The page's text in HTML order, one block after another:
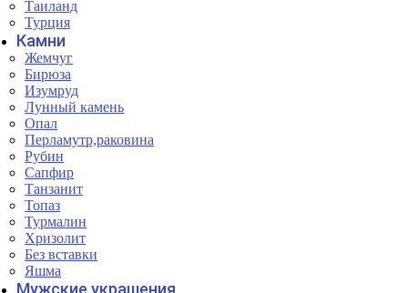
Таиланд
Турция
Камни
Жемчуг
Бирюза
Изумруд
Лунный камень
Опал
Перламутр,раковина
Рубин
Сапфир
Танзанит
Топаз
Турмалин
Хризолит
Без вставки
Яшма
Мужские украшения